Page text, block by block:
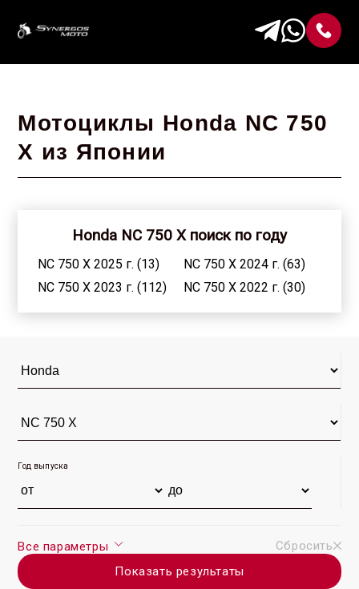
Мотоциклы Honda NC 750
X из Японии
Honda NC 750 X поиск по году
NC 750 X 2025 г. (13)
NC 750 X 2024 г. (63)
NC 750 X 2023 г. (112)
NC 750 X 2022 г. (30)
NC 750 X 2021 г. (64)
NC 750 X 2020 г. (21)
NC 750 X 2015 г. (71)
Год выпуска
Все параметры
Сбросить
Показать результаты